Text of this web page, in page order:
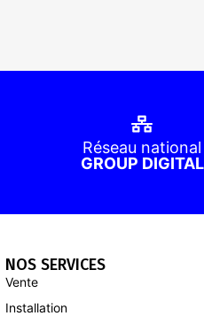
Réseau national
GROUP DIGITAL
NOS SERVICES
Vente
Installation